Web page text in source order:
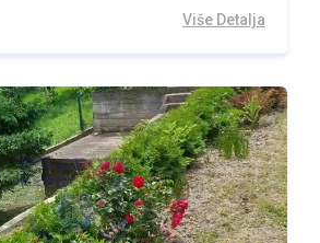
Više Detalja